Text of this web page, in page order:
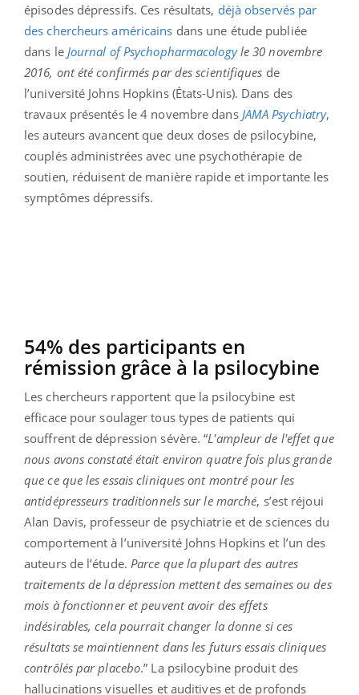
épisodes dépressifs. Ces résultats, déjà observés par
des chercheurs américains dans une étude publiée
dans le Journal of Psychopharmacologyle 30 novembre
2016, ont été confirmés par des scientifiques de
l’université Johns Hopkins (États-Unis). Dans des
travaux présentés le 4 novembre dans JAMA Psychiatry,
les auteurs avancent que deux doses de psilocybine,
couplés administrées avec une psychothérapie de
soutien, réduisent de manière rapide et importante les
symptômes dépressifs.
54% des participants en
rémission grâce à la psilocybine
Les chercheurs rapportent que la psilocybine est
efficace pour soulager tous types de patients qui
souffrent de dépression sévère. “L'ampleur de l'effet que
nous avons constaté était environ quatre fois plus grande
que ce que les essais cliniques ont montré pour les
antidépresseurs traditionnels sur le marché, s’est réjoui
Alan Davis, professeur de psychiatrie et de sciences du
comportement à l’université Johns Hopkins et l’un des
auteurs de l’étude. Parce que la plupart des autres
traitements de la dépression mettent des semaines ou des
mois à fonctionner et peuvent avoir des effets
indésirables, cela pourrait changer la donne si ces
résultats se maintiennent dans les futurs essais cliniques
contrôlés par placebo.” La psilocybine produit des
hallucinations visuelles et auditives et de profonds